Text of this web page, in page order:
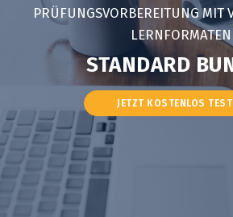
PRÜFUNGSVORBEREITUNG MIT
LERNFORMATEN
STANDARD
JETZT KOSTENLOS